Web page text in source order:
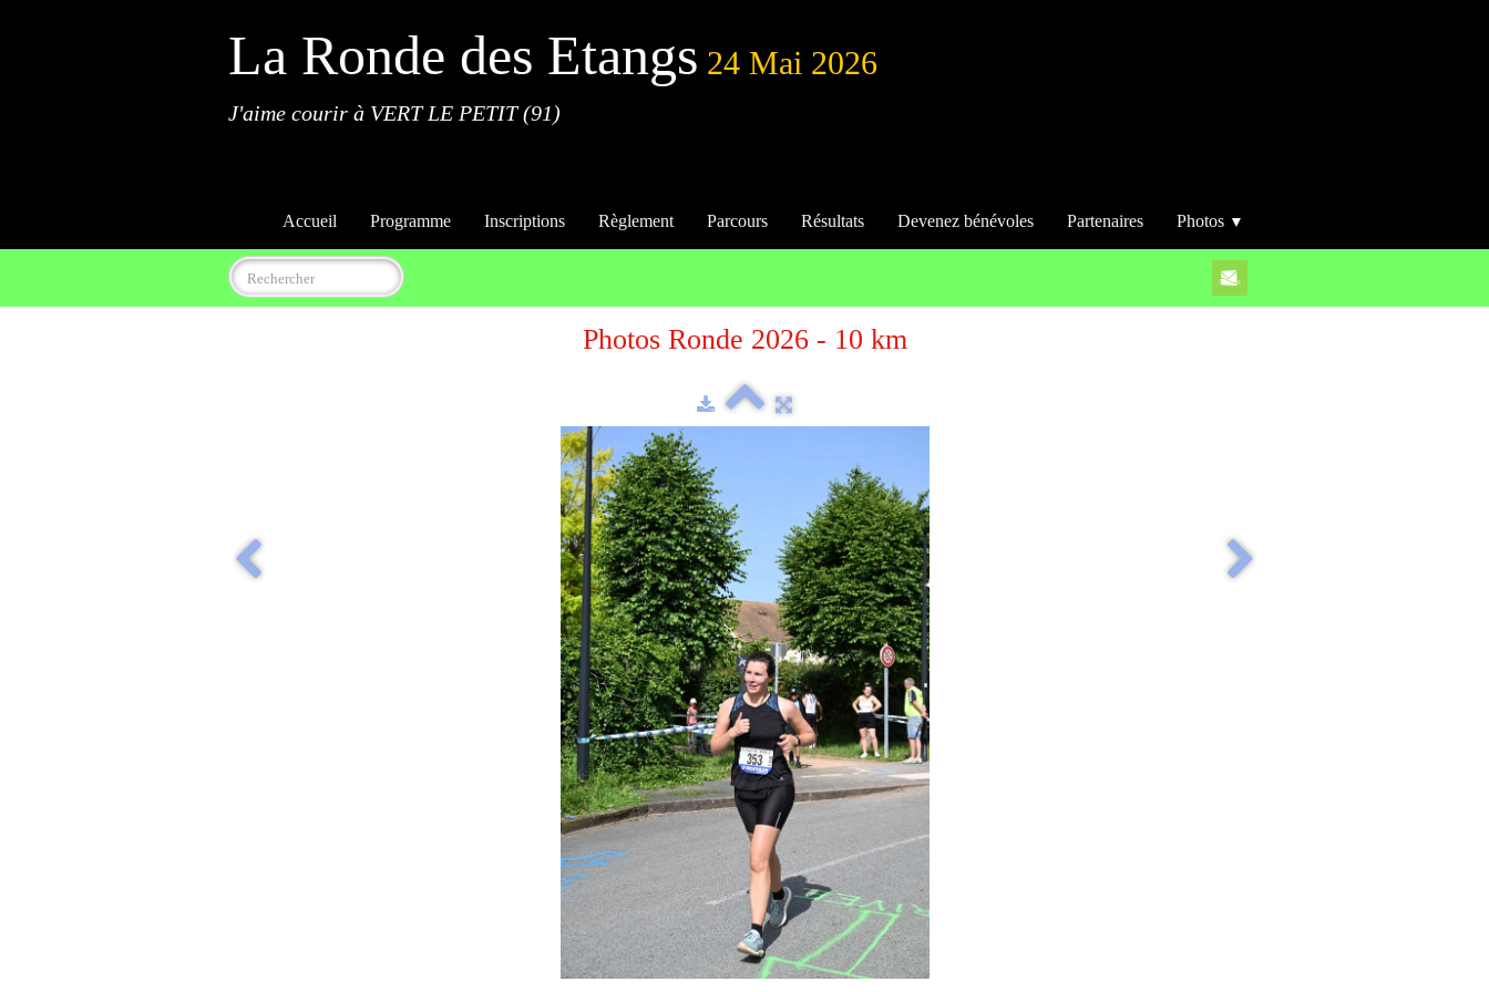
La Ronde des Etangs 24 Mai 2026
J'aime courir à VERT LE PETIT (91)
Accueil Programme Inscriptions Règlement Parcours Résultats Devenez bénévoles Partenaires Photos ▼
Photos Ronde 2026 - 10 km